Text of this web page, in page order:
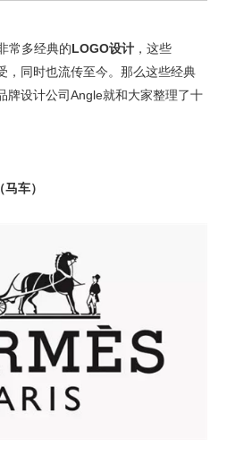
常多经典的LOGO设计 ，这些
，同时也流传至今。那么这些经典
牌设计公司Angle就和大家整理了十
车）